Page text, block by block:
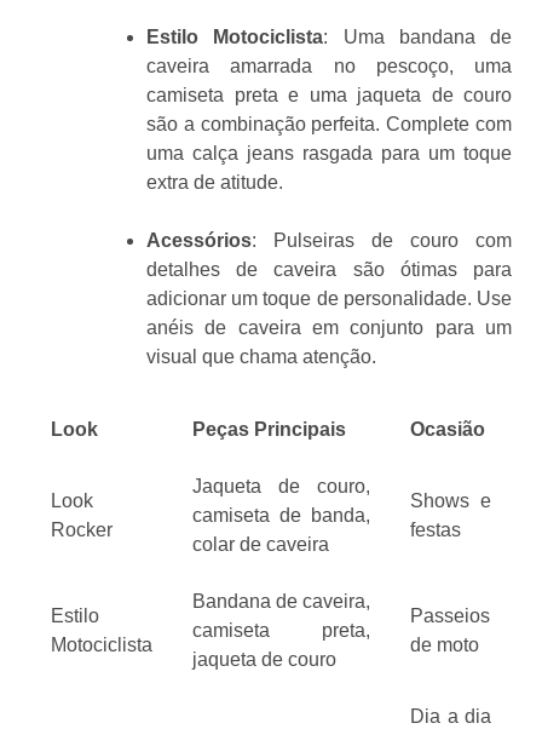
Estilo Motociclista: Uma bandana de
caveira amarrada no pescoço, uma
camiseta preta e uma jaqueta de couro
são a combinação perfeita. Complete com
uma calça jeans rasgada para um toque
extra de atitude.
Acessórios: Pulseiras de couro com
detalhes de caveira são ótimas para
adicionar um toque de personalidade. Use
anéis de caveira em conjunto para um
visual que chama atenção.
Look Peças Principais Ocasião
Look
Rocker
Jaqueta de couro,
camiseta de banda,
colar de caveira
Shows e
festas
Estilo
Motociclista
Bandana de caveira,
camiseta preta,
jaqueta de couro
Passeios
de moto
Dia a dia